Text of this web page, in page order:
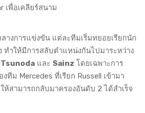
เพื่อเคลียร์สนาม
ลางการแข่งขัน แต่ละทีมเริ่มทยอยเรียกนัก
ทำให้มีการสลับตำแหน่งกันไปมาระหว่าง
และ Sainz โดยเฉพาะการ
ทีม Mercedes ที่เรียก Russell เข้ามา
ห้สามารถกลับมาครองอันดับ 2 ได้สำเร็จ